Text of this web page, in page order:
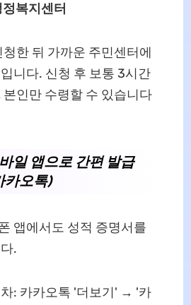
복지센터
한 뒤 가까운 주민센터에
니다. 신청 후 보통 3시간
인만 수령할 수 있습니다
일 앱으로 간편 발급
카오톡)
앱에서도 성적 증명서를
.
: 카카오톡 '더보기' → '카